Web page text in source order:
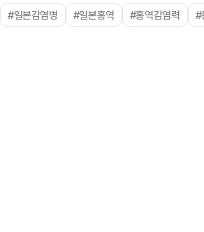
#일본감염병 #일본홍역 #홍역감염력 #